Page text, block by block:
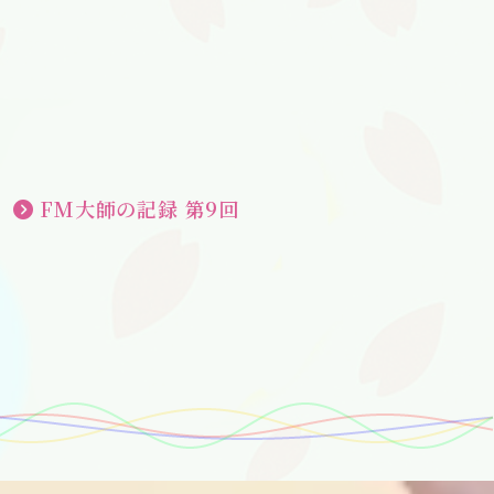
FM大師の記録 第9回